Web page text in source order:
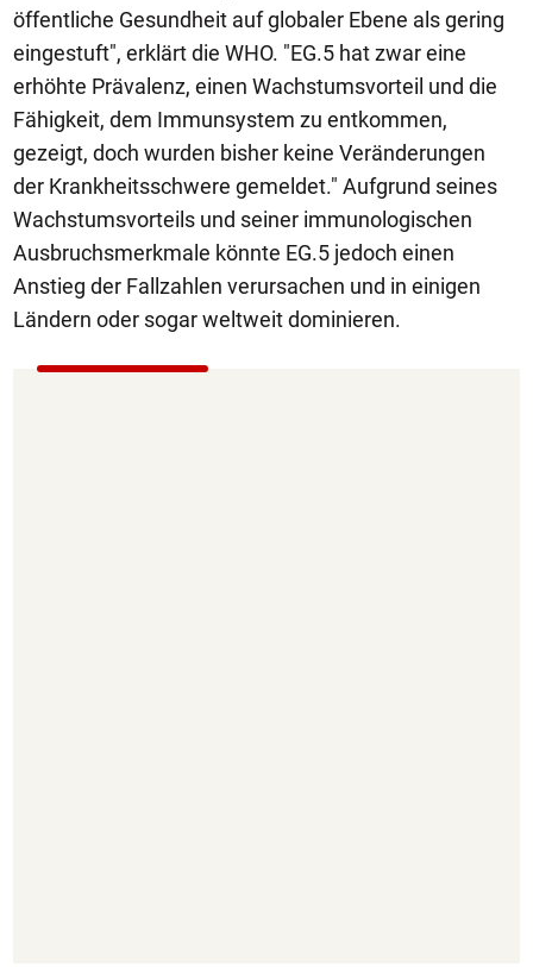
öffentliche Gesundheit auf globaler Ebene als gering
eingestuft", erklärt die WHO. "EG.5 hat zwar eine
erhöhte Prävalenz, einen Wachstumsvorteil und die
Fähigkeit, dem Immunsystem zu entkommen,
gezeigt, doch wurden bisher keine Veränderungen
der Krankheitsschwere gemeldet." Aufgrund seines
Wachstumsvorteils und seiner immunologischen
Ausbruchsmerkmale könnte EG.5 jedoch einen
Anstieg der Fallzahlen verursachen und in einigen
Ländern oder sogar weltweit dominieren.